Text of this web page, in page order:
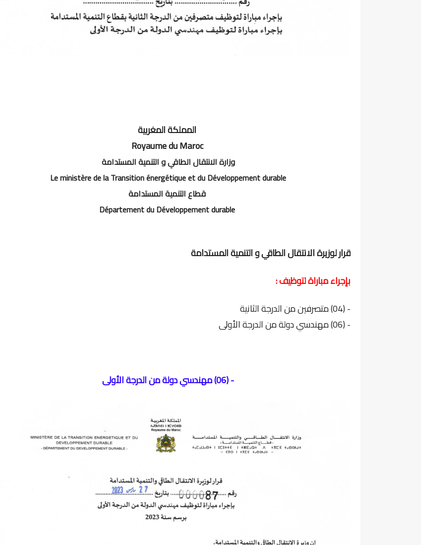
المملكة المغربية
Royaume du Maroc
وزارة الانتقال الطاقي و التنمية المستدامة
Le ministère de la Transition énergétique et du Développement durable
قطاع التنمية المستدامة
Département du Développement durable
قرار لوزيرة الانتقال الطاقي و التنمية المستدامة
بإجراء مباراة لتوظيف :
- (04) متصرفين من الدرجة الثانية
- (06) مهندسي دولة من الدرجة الأولى
- (06) مهندسي دولة من الدرجة الأولى